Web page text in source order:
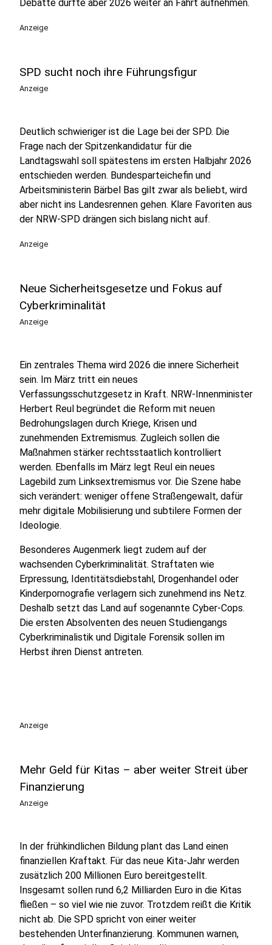
Debatte dürfte aber 2026 weiter an Fahrt aufnehmen.
Anzeige
SPD sucht noch ihre Führungsfigur
Anzeige
Deutlich schwieriger ist die Lage bei der SPD. Die
Frage nach der Spitzenkandidatur für die
Landtagswahl soll spätestens im ersten Halbjahr 2026
entschieden werden. Bundesparteichefin und
Arbeitsministerin Bärbel Bas gilt zwar als beliebt, wird
aber nicht ins Landesrennen gehen. Klare Favoriten aus
der NRW-SPD drängen sich bislang nicht auf.
Anzeige
Neue Sicherheitsgesetze und Fokus auf
Cyberkriminalität
Anzeige
Ein zentrales Thema wird 2026 die innere Sicherheit
sein. Im März tritt ein neues
Verfassungsschutzgesetz in Kraft. NRW-Innenminister
Herbert Reul begründet die Reform mit neuen
Bedrohungslagen durch Kriege, Krisen und
zunehmenden Extremismus. Zugleich sollen die
Maßnahmen stärker rechtsstaatlich kontrolliert
werden. Ebenfalls im März legt Reul ein neues
Lagebild zum Linksextremismus vor. Die Szene habe
sich verändert: weniger offene Straßengewalt, dafür
mehr digitale Mobilisierung und subtilere Formen der
Ideologie.
Besonderes Augenmerk liegt zudem auf der
wachsenden Cyberkriminalität. Straftaten wie
Erpressung, Identitätsdiebstahl, Drogenhandel oder
Kinderpornografie verlagern sich zunehmend ins Netz.
Deshalb setzt das Land auf sogenannte Cyber-Cops.
Die ersten Absolventen des neuen Studiengangs
Cyberkriminalistik und Digitale Forensik sollen im
Herbst ihren Dienst antreten.
Anzeige
Mehr Geld für Kitas – aber weiter Streit über
Finanzierung
Anzeige
In der frühkindlichen Bildung plant das Land einen
finanziellen Kraftakt. Für das neue Kita-Jahr werden
zusätzlich 200 Millionen Euro bereitgestellt.
Insgesamt sollen rund 6,2 Milliarden Euro in die Kitas
fließen – so viel wie nie zuvor. Trotzdem reißt die Kritik
nicht ab. Die SPD spricht von einer weiter
bestehenden Unterfinanzierung. Kommunen warnen,